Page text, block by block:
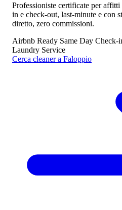
Professioniste certificate per
in e check-out, last-minute e con
diretto, zero commissioni.
Airbnb Ready Same Day Check-
Laundry Service
Cerca cleaner a Faloppio